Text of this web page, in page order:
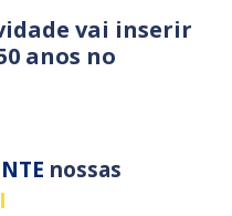
vai inserir
anos no
nossas